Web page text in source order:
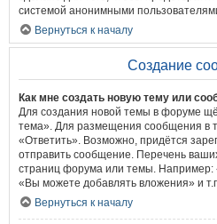
системой анонимными
Вернуться к началу
Создание
Как мне создать новую тему или
Для создания новой темы в форуме
тема». Для размещения сообщения в
«Ответить». Возможно, придётся
отправить сообщение. Перечень
страниц форума или темы.
«Вы можете добавлять вложения» и
Вернуться к началу